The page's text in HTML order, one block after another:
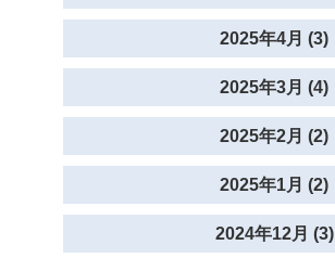
2025年4月 (3)
2025年3月 (4)
2025年2月 (2)
2025年1月 (2)
2024年12月 (3)